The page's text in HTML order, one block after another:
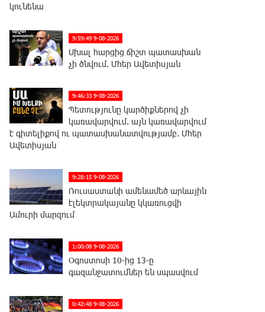
կունենա
9:59:49 9-08-2026
Սխալ հարցից ճիշտ պատասխան
չի ծնվում. Մհեր Ավետիսյան
9:46:33 9-08-2026
Պետությունը կարծիքներով չի
կառավարվում. այն կառավարվում
է գիտելիքով ու պատասխանատվությամբ. Մհեր
Ավետիսյան
9:28:15 9-08-2026
Ռուսաստանի ամենամեծ արևային
էլեկտրակայանը կկառուցվի
Ամուրի մարզում
1:00:08 9-08-2026
Օգոստոսի 10-ից 13-ը
գազանջատումներ են սպասվում
0:42:48 9-08-2026